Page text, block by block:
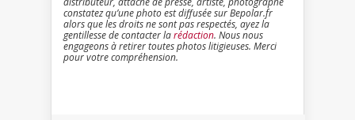
constatez qu’une photo est diffusée sur Bepolar.fr
alors que les droits ne sont pas respectés, ayez la
gentillesse de contacter larédaction. Nous nous
engageons à retirer toutes photos litigieuses. Merci
pour votre compréhension.